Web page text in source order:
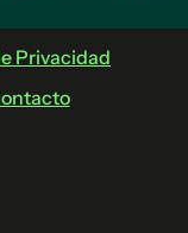
Privacidad